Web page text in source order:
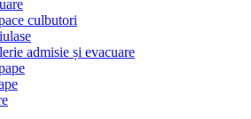
culbutori
admisie și evacuare